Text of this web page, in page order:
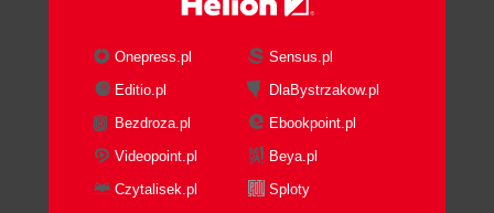
Onepress.pl
Sensus.pl
Editio.pl
DlaBystrzakow.pl
Bezdroza.pl
Ebookpoint.pl
Videopoint.pl
Beya.pl
Czytalisek.pl
Sploty